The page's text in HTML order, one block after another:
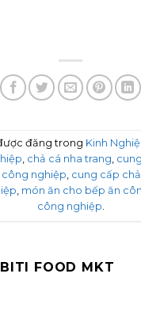
đăng trong Kinh
, chả cá nha trang,
nghiệp, cung cấp
, món ăn cho bếp ăn
công nghiệp.
BITI FOOD MKT